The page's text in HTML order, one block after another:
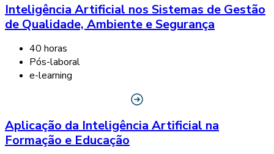
Inteligência Artificial nos Sistemas de Gestão
de Qualidade, Ambiente e Segurança
40 horas
Pós-laboral
e-learning
Aplicação da Inteligência Artificial na
Formação e Educação